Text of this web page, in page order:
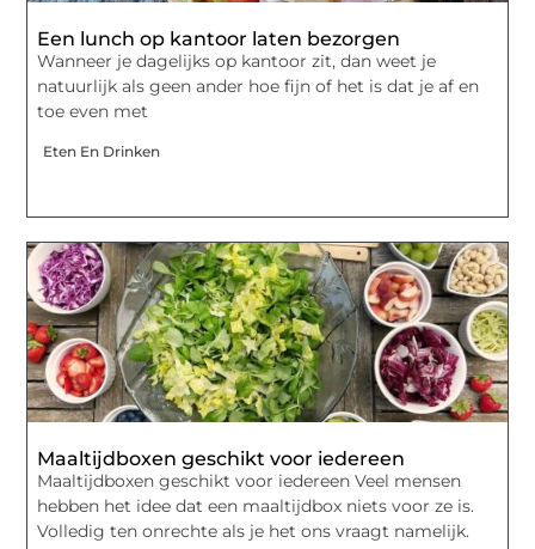
Een lunch op kantoor laten bezorgen
Wanneer je dagelijks op kantoor zit, dan weet je
natuurlijk als geen ander hoe fijn of het is dat je af en
toe even met
Eten En Drinken
Maaltijdboxen geschikt voor iedereen
Maaltijdboxen geschikt voor iedereen Veel mensen
hebben het idee dat een maaltijdbox niets voor ze is.
Volledig ten onrechte als je het ons vraagt namelijk.